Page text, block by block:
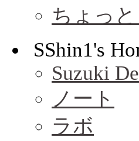
ちょっ
SShin1's
Suzuki
ノート
ラボ